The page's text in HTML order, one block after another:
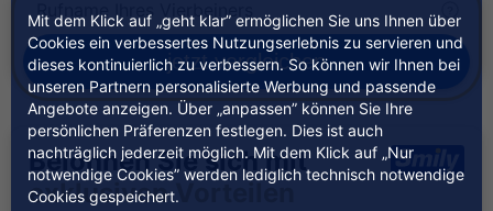
Mit dem Klick auf „geht klar” ermöglichen Sie uns Ihnen über
Cookies ein verbessertes Nutzungserlebnis zu servieren und
dieses kontinuierlich zu verbessern. So können wir Ihnen bei
unseren Partnern personalisierte Werbung und passende
Angebote anzeigen. Über „anpassen” können Sie Ihre
persönlichen Präferenzen festlegen. Dies ist auch
nachträglich jederzeit möglich. Mit dem Klick auf „Nur
notwendige Cookies” werden lediglich technisch notwendige
Cookies gespeichert.
jetztvergleichen
Belohnen Sie sich mit
exklusiven Vorteilen